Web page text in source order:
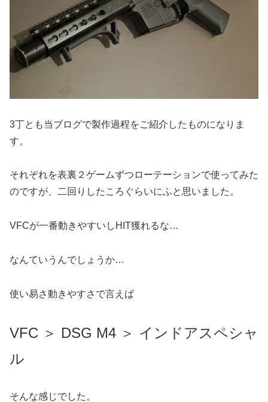
3丁とも当ブログで製作過程をご紹介したものになりま
す。
それぞれを表裏２ゲームずつローテーションで使ってみた
のですが、二回りしたころぐらいにふと思いました。
VFCが一番動きやすいしHIT獲れるな…
なんていうんでしょうか…
使い易さ動きやすさで言えば
VFC ＞ DSG M4 ＞ インドアスペシャ
ル
そんな感じでした。